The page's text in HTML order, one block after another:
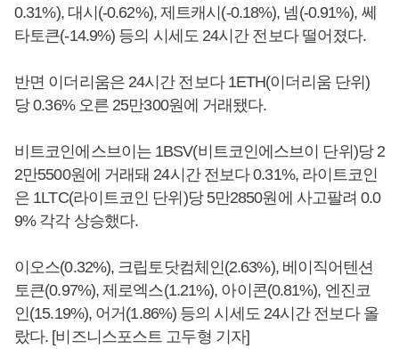
0.31%), 대시(-0.62%), 제트캐시(-0.18%), 넴(-0.91%), 쎄
타토큰(-14.9%) 등의 시세도 24시간 전보다 떨어졌다.
반면 이더리움은 24시간 전보다 1ETH(이더리움 단위)
당 0.36% 오른 25만300원에 거래됐다.
비트코인에스브이는 1BSV(비트코인에스브이 단위)당 2
2만5500원에 거래돼 24시간 전보다 0.31%, 라이트코인
은 1LTC(라이트코인 단위)당 5만2850원에 사고팔려 0.0
9% 각각 상승했다.
이오스(0.32%), 크립토닷컴체인(2.63%), 베이직어텐션
토큰(0.97%), 제로엑스(1.21%), 아이콘(0.81%), 엔진코
인(15.19%), 어거(1.86%) 등의 시세도 24시간 전보다 올
랐다. [비즈니스포스트 고두형 기자]